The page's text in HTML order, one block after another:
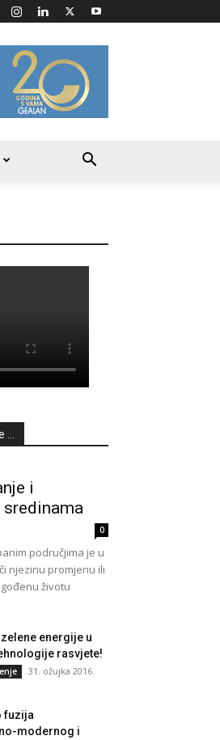
i
sredinama
0
područjima je u
njezinu promjenu ili
životu
energije u
rasvjete!
31. ožujka 2016.
fuzija
modernog i